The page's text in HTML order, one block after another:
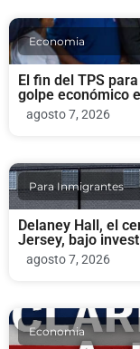
Economia
El fin del TPS
golpe económico
agosto 7, 2026
Para Inmigrantes
Delaney Hall, el
Jersey, bajo
agosto 7, 2026
Economia